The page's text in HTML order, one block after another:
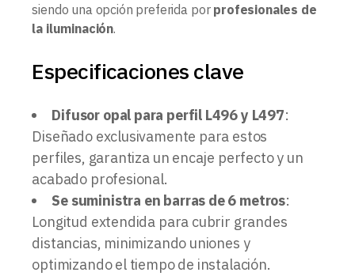
siendo una opción preferida por profesionales de
la iluminación.
Especificaciones clave
Difusor opal para perfil L496 y L497:
Diseñado exclusivamente para estos
perfiles, garantiza un encaje perfecto y un
acabado profesional.
Se suministra en barras de 6 metros:
Longitud extendida para cubrir grandes
distancias, minimizando uniones y
optimizando el tiempo de instalación.